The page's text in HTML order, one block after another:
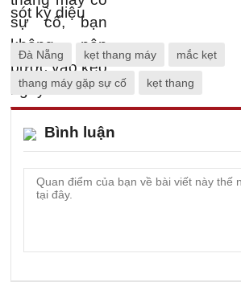
Đà Nẵng kẹt thang máy mắc kẹt
thang máy gặp sự cố kẹt thang
Bình luận